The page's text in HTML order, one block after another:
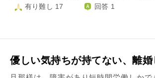
有り難し 17 回答 1
優しい気持ちが持てない、離婚